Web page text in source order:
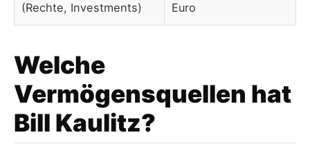
(Rechte, Investments)
Euro
Welche
Vermögensquellen hat
Bill Kaulitz?